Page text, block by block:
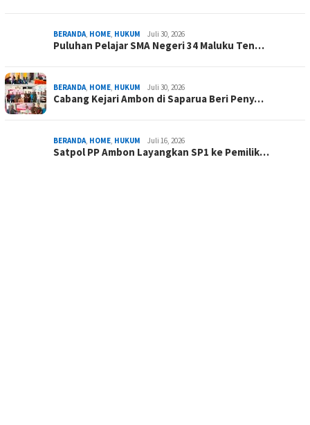
BERANDA, HOME, HUKUM Juli 30, 2026
Puluhan Pelajar SMA Negeri 34 Maluku Ten…
BERANDA, HOME, HUKUM Juli 30, 2026
Cabang Kejari Ambon di Saparua Beri Peny…
BERANDA, HOME, HUKUM Juli 16, 2026
Satpol PP Ambon Layangkan SP1 ke Pemilik…